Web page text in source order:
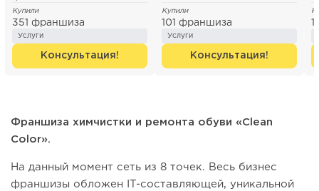
Купили
351 франшиза
Услуги
Консультация!
Купили
101 франшиза
Услуги
Консультация!
Франшиза химчистки и ремонта обуви «Clean
Color».
На данный момент сеть из 8 точек. Весь бизнес
франшизы обложен IT-составляющей, уникальной